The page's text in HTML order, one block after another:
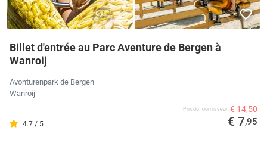
Billet d'entrée au Parc Aventure de Bergen à
Wanroij
Avonturenpark de Bergen
Wanroij
4.7 / 5
Prix ​​du fournisseur € 14,50
€ 7,95